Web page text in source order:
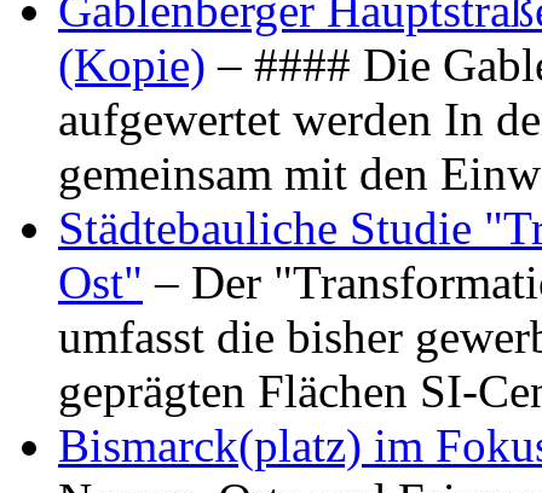
(Kopie) – #### Die
aufgewertet werden In
gemeinsam mit den
Städtebauliche Studie
Ost" – Der
umfasst die bisher
geprägten Flächen SI-
Bismarck(platz) im